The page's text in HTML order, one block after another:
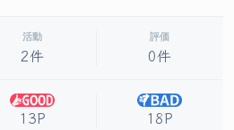
活動
2件
評価
0件
13P 18P